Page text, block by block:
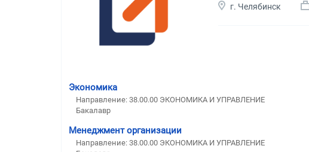
г. Челябинск
Экономика
Направление: 38.00.00 ЭКОНОМИКА И УПРАВЛЕНИЕ
Бакалавр
Менеджмент организации
Направление: 38.00.00 ЭКОНОМИКА И УПРАВЛЕНИЕ